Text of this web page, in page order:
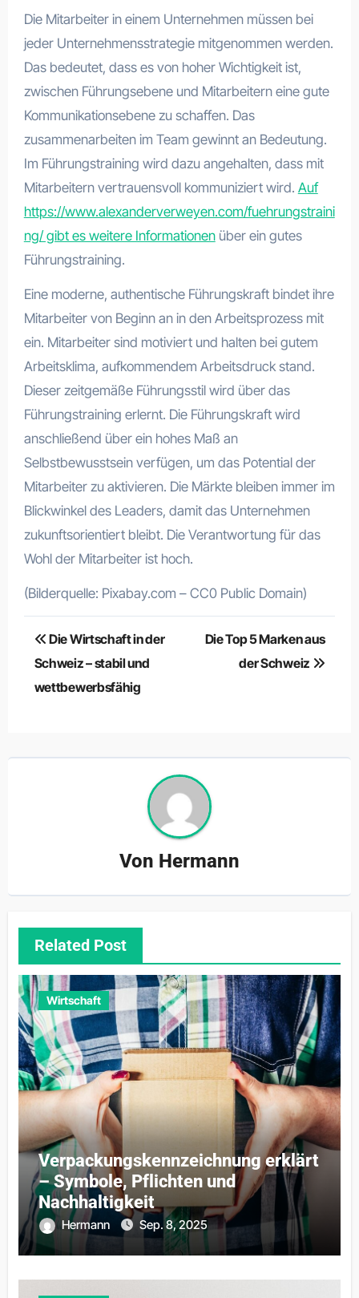
Die Mitarbeiter in einem Unternehmen müssen bei
jeder Unternehmensstrategie mitgenommen werden.
Das bedeutet, dass es von hoher Wichtigkeit ist,
zwischen Führungsebene und Mitarbeitern eine gute
Kommunikationsebene zu schaffen. Das
zusammenarbeiten im Team gewinnt an Bedeutung.
Im Führungstraining wird dazu angehalten, dass mit
Mitarbeitern vertrauensvoll kommuniziert wird. Auf
https://www.alexanderverweyen.com/fuehrungstraini
ng/ gibt es weitere Informationenüber ein gutes
Führungstraining.
Eine moderne, authentische Führungskraft bindet ihre
Mitarbeiter von Beginn an in den Arbeitsprozess mit
ein. Mitarbeiter sind motiviert und halten bei gutem
Arbeitsklima, aufkommendem Arbeitsdruck stand.
Dieser zeitgemäße Führungsstil wird über das
Führungstraining erlernt. Die Führungskraft wird
anschließend über ein hohes Maß an
Selbstbewusstsein verfügen, um das Potential der
Mitarbeiter zu aktivieren. Die Märkte bleiben immer im
Blickwinkel des Leaders, damit das Unternehmen
zukunftsorientiert bleibt. Die Verantwortung für das
Wohl der Mitarbeiter ist hoch.
(Bilderquelle: Pixabay.com – CC0 Public Domain)
Beitragsnavigation
Die Wirtschaft in der
Schweiz – stabil und
wettbewerbsfähig
Die Top 5 Marken aus
der Schweiz
Von Hermann
Related Post
Wirtschaft
Verpackungskennzeichnung erklärt
– Symbole, Pflichten und
Nachhaltigkeit
Hermann Sep. 8, 2025